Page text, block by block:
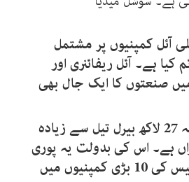
آئل کمپنیوں پر مشتمل
ہے۔ آئل ریفائنری اور
صنعتوں کا ایک جال بھی
ادنوک کمپنی یومیہ 27 لاکھ بیرل تیل سے زیادہ
ہے۔ اس کی بدولت یہ پوری
دنیا میں تیل اور گیس کی 10 بڑی کمپنیوں میں